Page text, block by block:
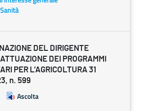
Sanità
DEL DIRIGENTE
DEI PROGRAMMI
PER L’AGRICOLTURA 31
n. 599
Ascolta